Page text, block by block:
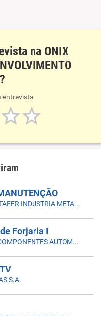
na ONIX
entrevista
JOTAEME - FITAFER INDUSTRIA METALURGICA LTDA
Forjaria I
MAXIFORJA COMPONENTES AUTOMOTIVOS LTDA.
S.A.